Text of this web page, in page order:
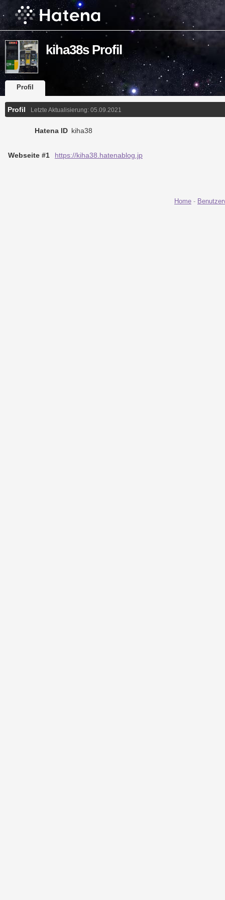
kiha38s Profil
Profil
Profil Letzte Aktualisierung: 05.09.2021
Hatena ID kiha38
Webseite #1 https://kiha38.hatenablog.jp
Home -